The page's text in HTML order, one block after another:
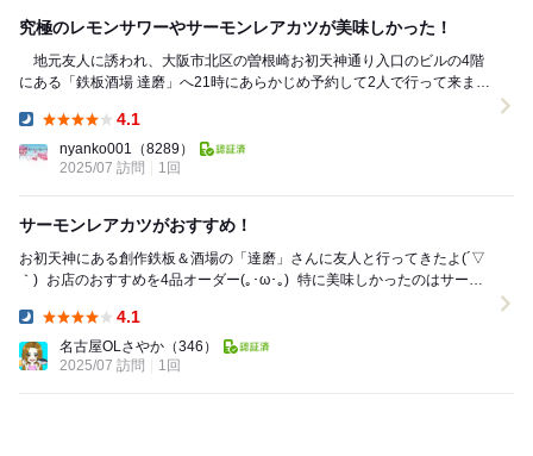
究極のレモンサワーやサーモンレアカツが美味しかった！
地元友人に誘われ、大阪市北区の曽根崎お初天神通り入口のビルの4階
にある「鉄板酒場 達磨」へ21時にあらかじめ予約して2人で行って来まし
4.1
nyanko001 （8289）
2025/07 訪問
1回
サーモンレアカツがおすすめ！
お初天神にある創作鉄板＆酒場の「達磨」さんに友人と行ってきたよ(´▽
｀) お店のおすすめを4品オーダー(｡･ω･｡) 特に美味しかったのはサーモ
4.1
名古屋OLさやか （346）
2025/07 訪問
1回